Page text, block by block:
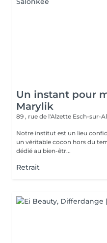
Un instant pour
Marylik
89 , rue de l'Alzette Esch-sur-
Notre institut est un lieu
un véritable cocon hors du
dédié au bien-êtr...
Retrait